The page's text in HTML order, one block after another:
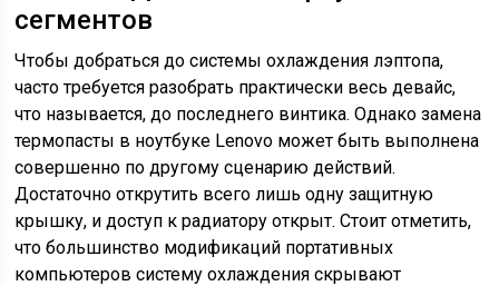
сегментов
Чтобы добраться до системы охлаждения лэптопа,
часто требуется разобрать практически весь девайс,
что называется, до последнего винтика. Однако замена
термопасты в ноутбуке Lenovo может быть выполнена
совершенно по другому сценарию действий.
Достаточно открутить всего лишь одну защитную
крышку, и доступ к радиатору открыт. Стоит отметить,
что большинство модификаций портативных
компьютеров систему охлаждения скрывают